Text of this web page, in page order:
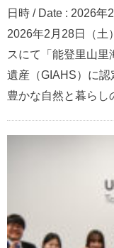
日時 / Date : 2026年
2026年2月28日（土
スにて「能登里山里
遺産（GIAHS）に
豊かな自然と暮らし